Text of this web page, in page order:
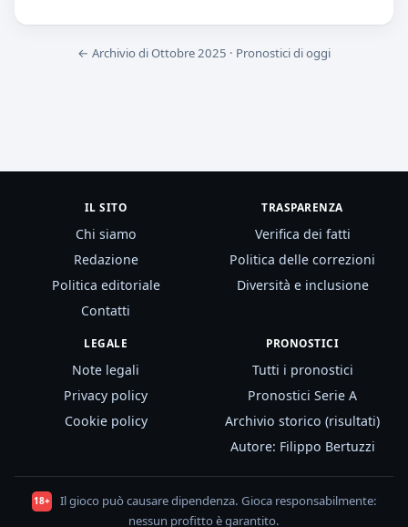
← Archivio di Ottobre 2025 · Pronostici di oggi
IL SITO
Chi siamo
Redazione
Politica editoriale
Contatti
TRASPARENZA
Verifica dei fatti
Politica delle correzioni
Diversità e inclusione
LEGALE
Note legali
Privacy policy
Cookie policy
PRONOSTICI
Tutti i pronostici
Pronostici Serie A
Archivio storico (risultati)
Autore: Filippo Bertuzzi
18+
Il gioco può causare dipendenza. Gioca responsabilmente:
nessun profitto è garantito.